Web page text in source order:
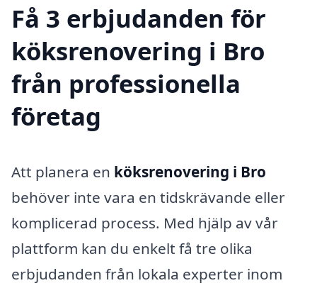
Få 3 erbjudanden för
köksrenovering i Bro
från professionella
företag
Att planera en köksrenovering i Bro
behöver inte vara en tidskrävande eller
komplicerad process. Med hjälp av vår
plattform kan du enkelt få tre olika
erbjudanden från lokala experter inom